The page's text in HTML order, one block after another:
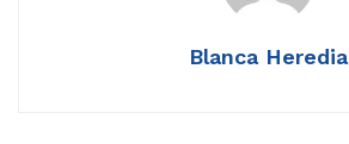
Blanca Heredia